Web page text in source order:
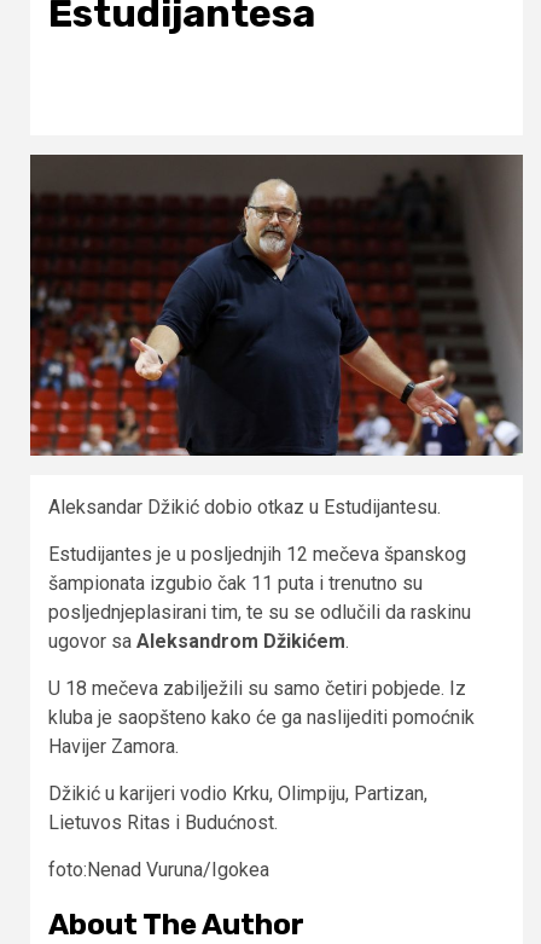
Estudijantesa
Aleksandar Džikić dobio otkaz u Estudijantesu.
Estudijantes je u posljednjih 12 mečeva španskog
šampionata izgubio čak 11 puta i trenutno su
posljednjeplasirani tim, te su se odlučili da raskinu
ugovor sa Aleksandrom Džikićem.
U 18 mečeva zabilježili su samo četiri pobjede. Iz
kluba je saopšteno kako će ga naslijediti pomoćnik
Havijer Zamora.
Džikić u karijeri vodio Krku, Olimpiju, Partizan,
Lietuvos Ritas i Budućnost.
foto:Nenad Vuruna/Igokea
About The Author